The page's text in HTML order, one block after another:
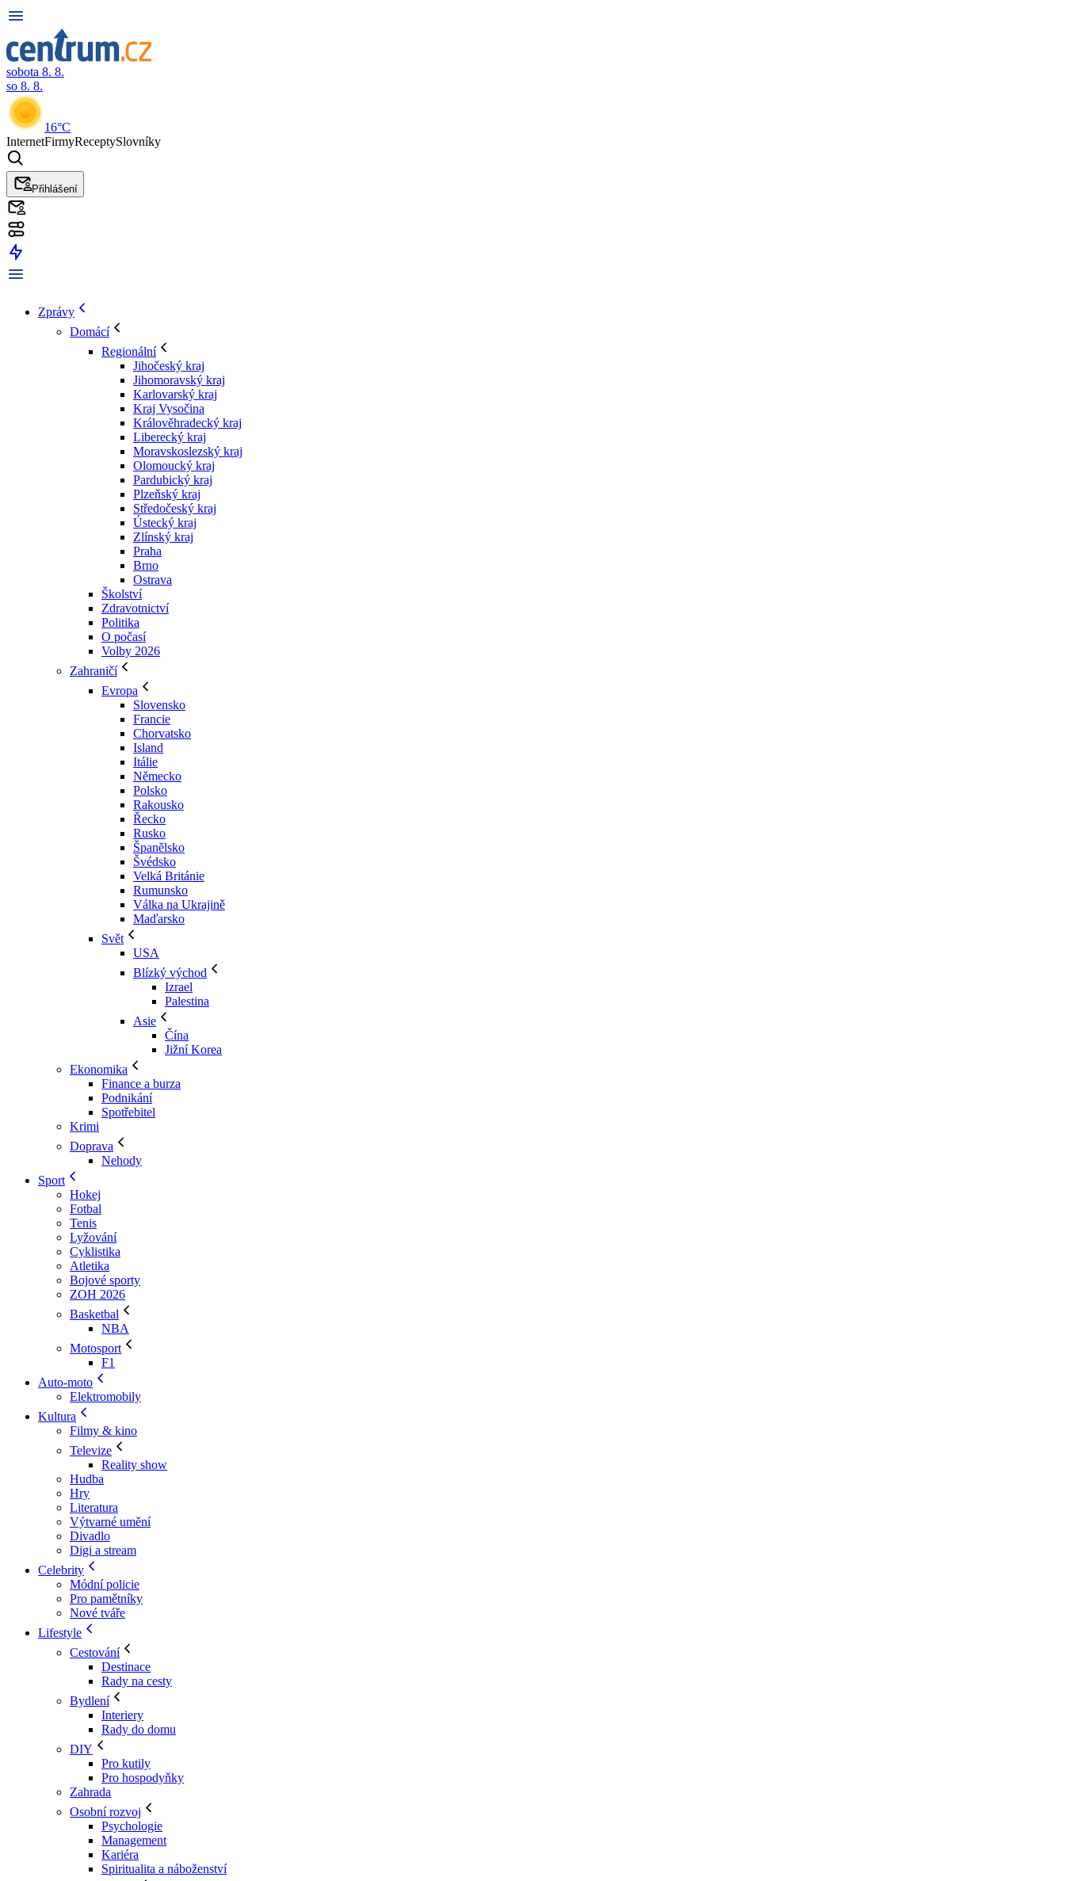
sobota 8. 8.
so 8. 8.
16°C
InternetFirmyReceptySlovníky
Přihlášení
Zprávy
Domácí
Regionální
Jihočeský kraj
Jihomoravský kraj
Karlovarský kraj
Kraj Vysočina
Králověhradecký kraj
Liberecký kraj
Moravskoslezský kraj
Olomoucký kraj
Pardubický kraj
Plzeňský kraj
Středočeský kraj
Ústecký kraj
Zlínský kraj
Praha
Brno
Ostrava
Školství
Zdravotnictví
Politika
O počasí
Volby 2026
Zahraničí
Evropa
Slovensko
Francie
Chorvatsko
Island
Itálie
Německo
Polsko
Rakousko
Řecko
Rusko
Španělsko
Švédsko
Velká Británie
Rumunsko
Válka na Ukrajině
Maďarsko
Svět
USA
Blízký východ
Izrael
Palestina
Asie
Čína
Jižní Korea
Ekonomika
Finance a burza
Podnikání
Spotřebitel
Krimi
Doprava
Nehody
Sport
Hokej
Fotbal
Tenis
Lyžování
Cyklistika
Atletika
Bojové sporty
ZOH 2026
Basketbal
NBA
Motosport
F1
Auto-moto
Elektromobily
Kultura
Filmy & kino
Televize
Reality show
Hudba
Hry
Literatura
Výtvarné umění
Divadlo
Digi a stream
Celebrity
Módní policie
Pro pamětníky
Nové tváře
Lifestyle
Cestování
Destinace
Rady na cesty
Bydlení
Interiery
Rady do domu
DIY
Pro kutily
Pro hospodyňky
Zahrada
Osobní rozvoj
Psychologie
Management
Kariéra
Spiritualita a náboženství